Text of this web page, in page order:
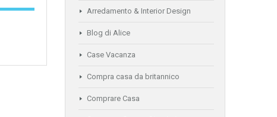
Arredamento & Interior Design
Blog di Alice
Case Vacanza
Compra casa da britannico
Comprare Casa